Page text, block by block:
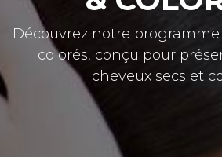
Découvrez notre programme
colorés, conçu pour
cheveux secs et